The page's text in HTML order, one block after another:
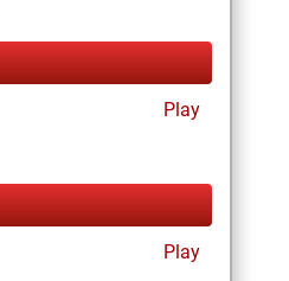
Play
Play